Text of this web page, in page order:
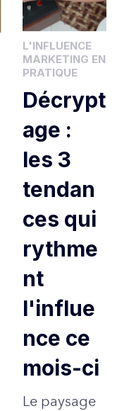
L'INFLUENCE
MARKETING EN
PRATIQUE
Décrypt
age :
les 3
tendan
ces qui
rythme
nt
l'influe
nce ce
mois-ci
Le paysage